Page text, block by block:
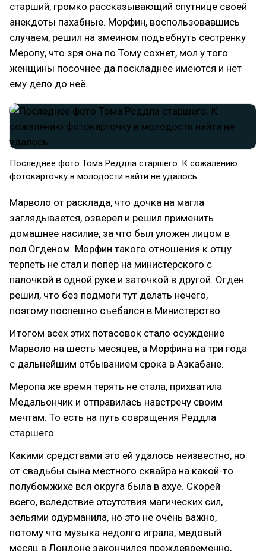
старший, громко рассказывающий спутнице своей
анекдоты пахабные. Морфин, воспользовавшись
случаем, решил на змеином подъебнуть сестрёнку
Меропу, что зря она по Тому сохнет, мол у того
женщины посочнее да поскладнее имеются и нет
ему дело до неё.
Последнее фото Тома Реддла старшего. К сожалению
фотокарточку в молодости найти не удалось.
Марволо от расклада, что дочка на магла
заглядывается, озверел и решил применить
домашнее насилие, за что был уложен лицом в
пол Огденом. Морфин такого отношения к отцу
терпеть не стал и попёр на министерского с
палочкой в одной руке и заточкой в другой. Огден
решил, что без подмоги тут делать нечего,
поэтому поспешно съебался в Министерство.
Итогом всех этих потасовок стало осуждение
Марволо на шесть месяцев, а Морфина на три года
с дальнейшим отбыванием срока в Азкабане.
Меропа же время терять не стала, прихватила
Медальончик и отправилась навстречу своим
мечтам. То есть на путь совращения Реддла
старшего.
Какими средствами это ей удалось неизвестно, но
от свадьбы сына местного сквайра на какой-то
полубомжихе вся округа была в ахуе. Скорей
всего, вследствие отсутствия магических сил,
зельями одурманила, но это не очень важно,
потому что музыка недолго играла, медовый
месяц в Лондоне закончился преждевременно,